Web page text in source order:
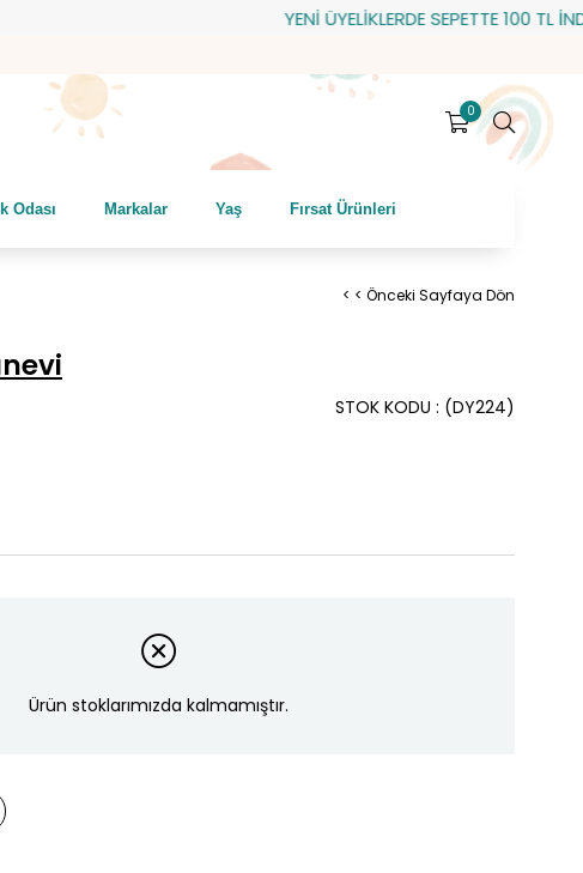
YENİ ÜYELİKLERDE SEPETTE 100 TL
0
Odası Markalar Yaş Fırsat Ürünleri
< < Önceki Sayfaya Dön
(DY224)
STOK KODU
Ürün stoklarımızda kalmamıştır.